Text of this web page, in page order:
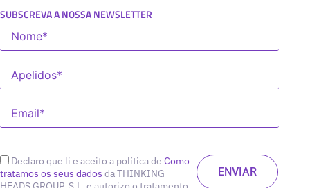
SUBSCREVA A NOSSA NEWSLETTER
Declaro que li e aceito a política de Como
tratamos os seus dados da THINKING